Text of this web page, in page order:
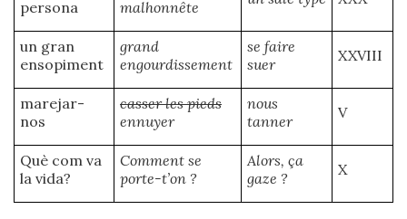
persona
malhonnête
un gran
ensopiment
grand
engourdissement
se faire
suer
XXVIII
marejar-
nos
casser les pieds
ennuyer
nous
tanner
V
Què com va
la vida?
Comment se
porte-t’on ?
Alors, ça
gaze ?
X